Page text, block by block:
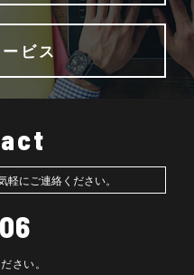
ビス
軽にご連絡ください。
さい。